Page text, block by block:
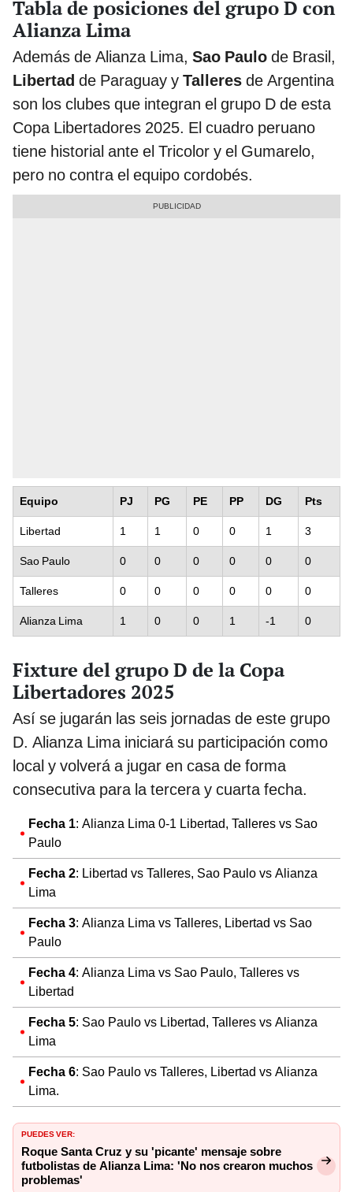
Tabla de posiciones del grupo D con
Alianza Lima
Además de Alianza Lima, Sao Paulo de Brasil,
Libertad de Paraguay y Talleres de Argentina
son los clubes que integran el grupo D de esta
Copa Libertadores 2025. El cuadro peruano
tiene historial ante el Tricolor y el Gumarelo,
pero no contra el equipo cordobés.
Equipo PJ PG PE PP DG Pts
Libertad 1 1 0 0 1 3
Sao Paulo 0 0 0 0 0 0
Talleres 0 0 0 0 0 0
Alianza Lima 1 0 0 1 -1 0
Fixture del grupo D de la Copa
Libertadores 2025
Así se jugarán las seis jornadas de este grupo
D. Alianza Lima iniciará su participación como
local y volverá a jugar en casa de forma
consecutiva para la tercera y cuarta fecha.
Fecha 1: Alianza Lima 0-1 Libertad, Talleres vs Sao
Paulo
Fecha 2: Libertad vs Talleres, Sao Paulo vs Alianza
Lima
Fecha 3: Alianza Lima vs Talleres, Libertad vs Sao
Paulo
Fecha 4: Alianza Lima vs Sao Paulo, Talleres vs
Libertad
Fecha 5: Sao Paulo vs Libertad, Talleres vs Alianza
Lima
Fecha 6: Sao Paulo vs Talleres, Libertad vs Alianza
Lima.
PUEDES VER:
Roque Santa Cruz y su 'picante' mensaje sobre
futbolistas de Alianza Lima: 'No nos crearon muchos
problemas'